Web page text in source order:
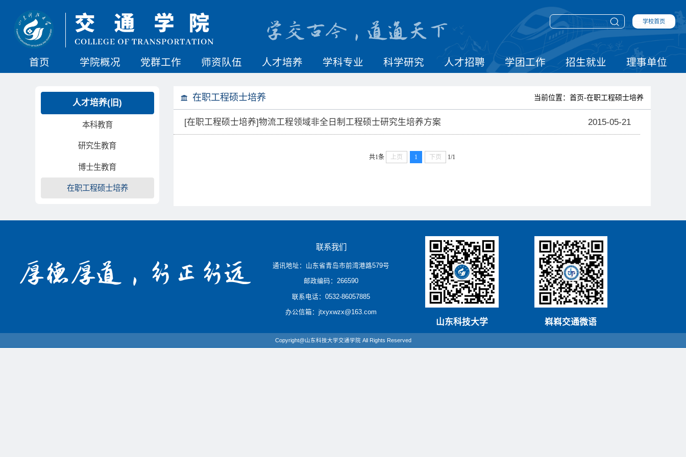
学校首页
首页 学院概况 党群工作 师资队伍 人才培养 学科专业 科学研究 人才招聘 学团工作 招生就业 理事单位
人才培养(旧)
本科教育
研究生教育
博士生教育
在职工程硕士培养
在职工程硕士培养 当前位置：首页-在职工程硕士培养
[在职工程硕士培养]物流工程领域非全日制工程硕士研究生培养方案 2015-05-21
共1条 上页 1 下页 1/1
联系我们
通讯地址：山东省青岛市前湾港路579号
邮政编码：266590
联系电话：0532-86057885
办公信箱：jtxyxwzx@163.com
山东科技大学 嵙嵙交通微语
Copyright@山东科技大学交通学院 All Rights Reserved